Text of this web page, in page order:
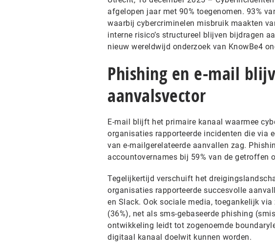
afgelopen jaar met 90% toegenomen. 93%
waarbij cybercriminelen misbruik maakten
interne risico’s structureel blijven bijdragen
nieuw wereldwijd onderzoek van KnowBe4
Phishing en e-mail
aanvalsvector
E-mail blijft het primaire kanaal waarmee
organisaties rapporteerde incidenten die via
van e-mailgerelateerde aanvallen zag.
accountovernames bij 59% van de getroffen
Tegelijkertijd verschuift het
organisaties rapporteerde succesvolle
en Slack. Ook sociale media, toegankelijk
(36%), net als sms-gebaseerde phishing
ontwikkeling leidt tot zogenoemde
digitaal kanaal doelwit kunnen worden.